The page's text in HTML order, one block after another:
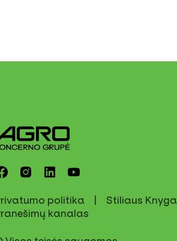
politika
Stiliaus Knyga
kanalas